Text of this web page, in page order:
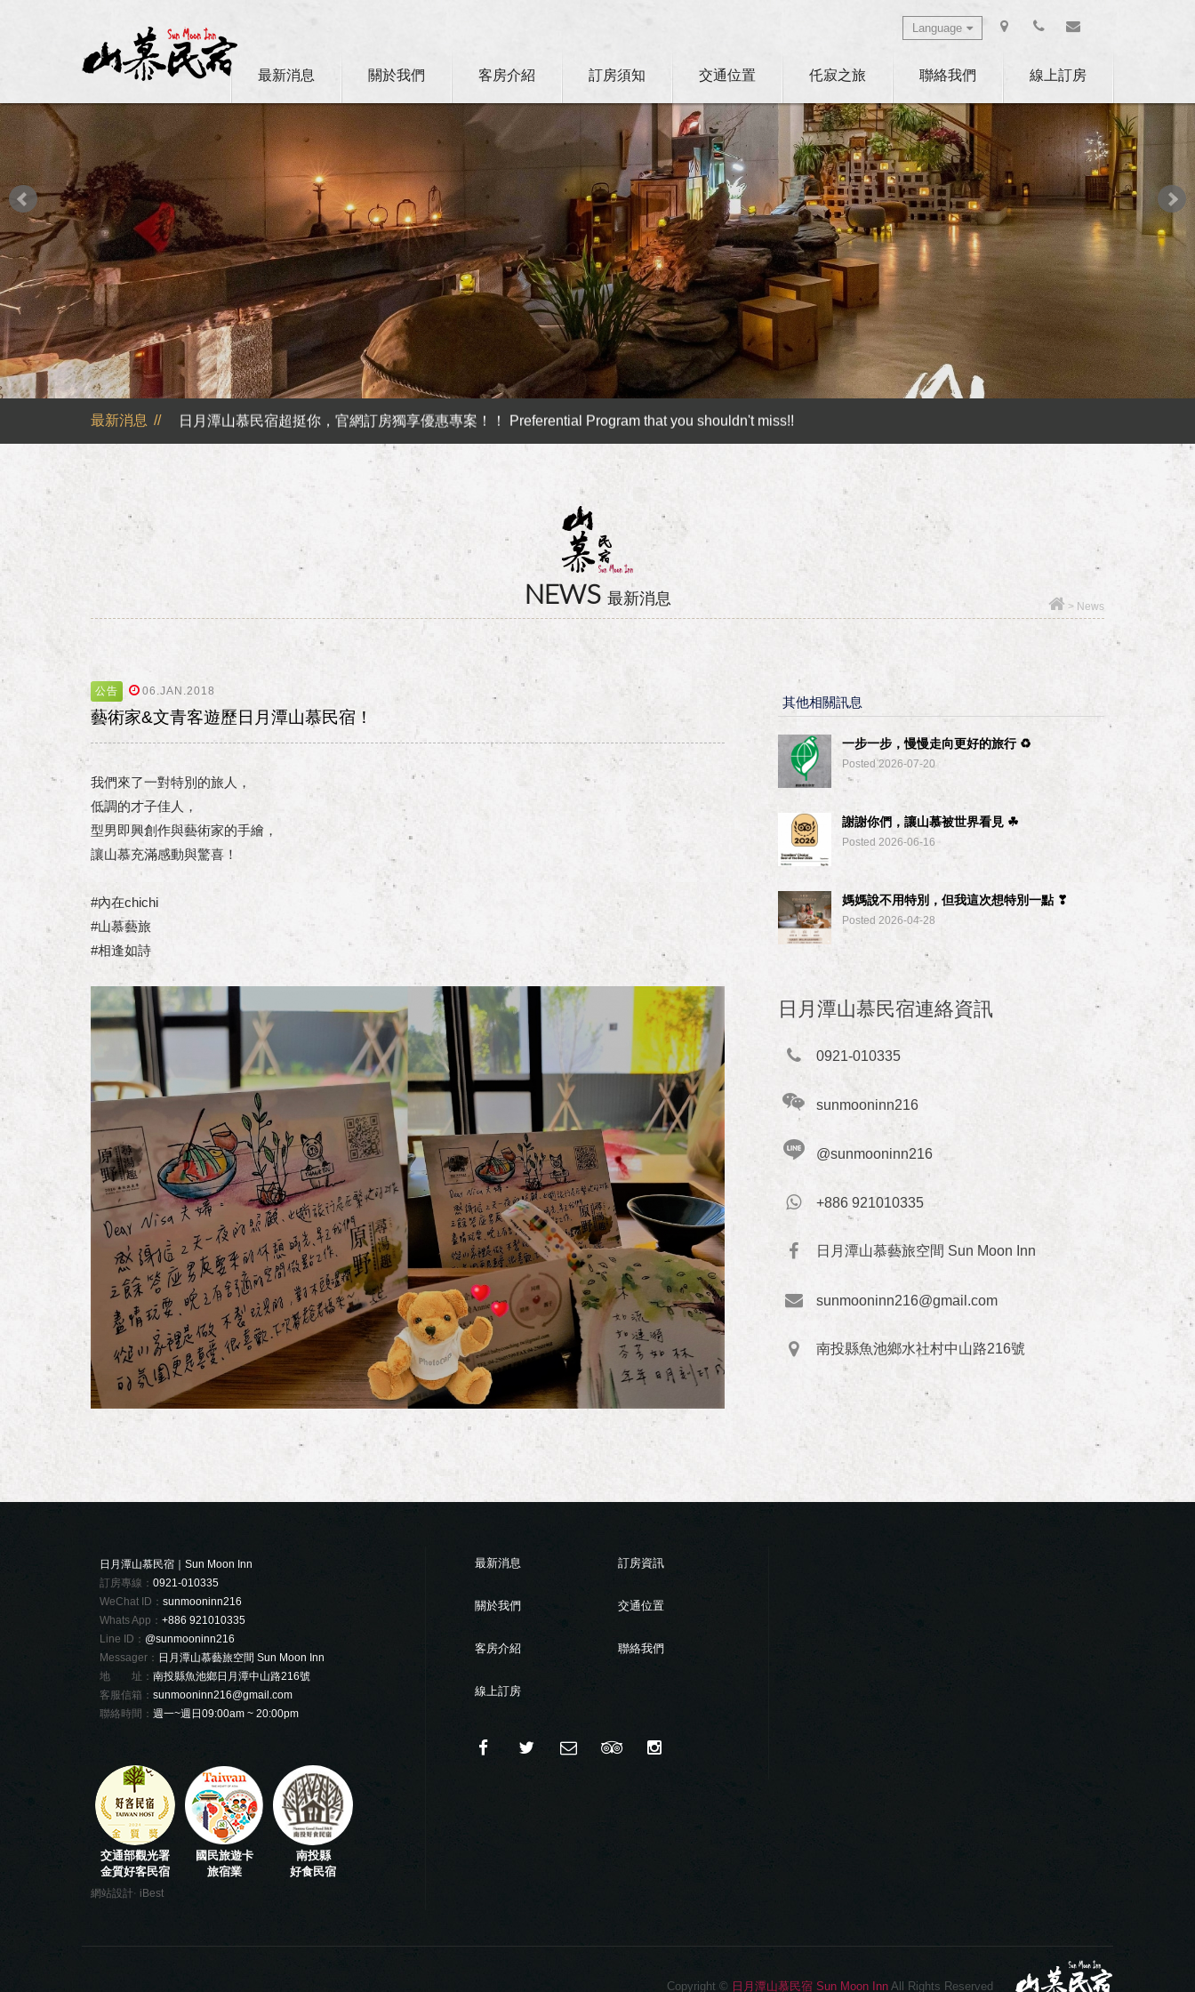
Language
Select Language
最新消息 關於我們 客房介紹 訂房須知 交通位置 仛寂之旅 聯絡我們 線上訂房
最新消息 //
日月潭山慕民宿超挺你，國民旅遊卡訂房獨家優惠專案同時啟動！
震驚！日月潭的猴哥過得比你還 Chill？！
山慕藝旅不再主動提供一次性旅宿用品 ♻︎
日月潭山慕民宿超挺你，官網訂房獨享優惠專案！！ Preferential Program that you shouldn't miss!!
日月潭山慕民宿超挺你，國民旅遊卡訂房獨家優惠專案同時啟動！
NEWS 最新消息 > News
公告 06.JAN.2018
藝術家&文青客遊歷日月潭山慕民宿！
我們來了一對特別的旅人，
低調的才子佳人，
型男即興創作與藝術家的手繪，
讓山慕充滿感動與驚喜！
#內在chichi
#山慕藝旅
#相逢如詩
其他相關訊息
一步一步，慢慢走向更好的旅行 ♻︎
Posted 2026-07-20
謝謝你們，讓山慕被世界看見 ☘︎
Posted 2026-06-16
媽媽說不用特別，但我這次想特別一點 ❣
Posted 2026-04-28
日月潭山慕民宿連絡資訊
0921-010335
sunmooninn216
@sunmooninn216
+886 921010335
日月潭山慕藝旅空間 Sun Moon Inn
sunmooninn216@gmail.com
南投縣魚池鄉水社村中山路216號
日月潭山慕民宿｜Sun Moon Inn
訂房專線： 0921-010335
WeChat ID： sunmooninn216
Whats App： +886 921010335
Line ID： @sunmooninn216
Messager： 日月潭山慕藝旅空間 Sun Moon Inn
地 址： 南投縣魚池鄉日月潭中山路216號
客服信箱： sunmooninn216@gmail.com
聯絡時間： 週一~週日09:00am ~ 20:00pm
交通部觀光署
金質好客民宿
國民旅遊卡
旅宿業
南投縣
好食民宿
網站設計‧ iBest
最新消息 訂房資訊
關於我們 交通位置
客房介紹 聯絡我們
線上訂房
Copyright © 日月潭山慕民宿 Sun Moon Inn All Rights Reserved